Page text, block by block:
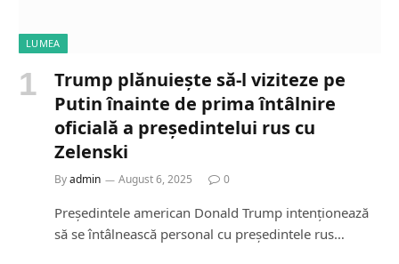
LUMEA
Trump plănuiește să-l viziteze pe
Putin înainte de prima întâlnire
oficială a președintelui rus cu
Zelenski
Byadmin August 6, 2025 0
Președintele american Donald Trump intenționează
să se întâlnească personal cu președintele rus…